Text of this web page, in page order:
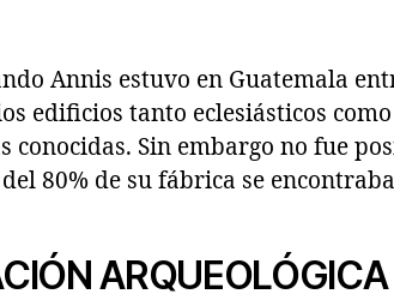
Annis estuvo en Guatemala
edificios tanto eclesiásticos
conocidas. Sin embargo no fue
80% de su fábrica se
ARQUEOLÓGICA